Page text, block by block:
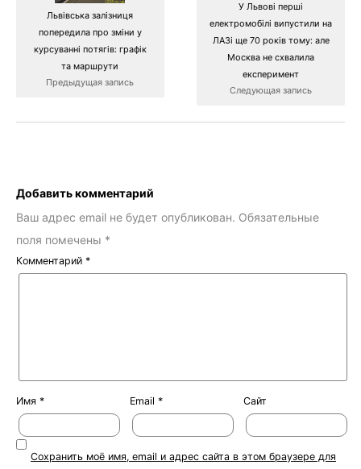
Львівська залізниця
попередила про зміни у
курсуванні потягів: графік
та маршрути
Предыдущая запись
У Львові перші
електромобілі випустили на
ЛАЗі ще 70 років тому: але
Москва не схвалила
експеримент
Следующая запись
Добавить комментарий
Ваш адрес email не будет опубликован. Обязательные
поля помечены *
Комментарий *
Имя * Email * Сайт
Сохранить моё имя, email и адрес сайта в этом браузере для